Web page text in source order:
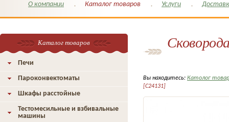
О компании Каталог товаров Услуги
Вы находитесь: Католог
[C24131]
Каталог товаров
Печи
Пароконвектоматы
Шкафы расстойные
Тестомесильные и взбивальные
машины